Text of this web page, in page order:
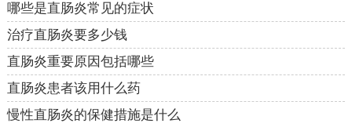
哪些是直肠炎常见的症状
治疗直肠炎要多少钱
直肠炎重要原因包括哪些
直肠炎患者该用什么药
慢性直肠炎的保健措施是什么